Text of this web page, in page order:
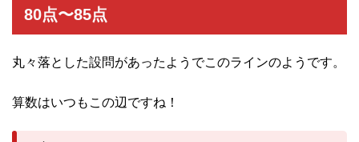
80点〜85点
丸々落とした設問があったようでこのラインのようです。
算数はいつもこの辺ですね！